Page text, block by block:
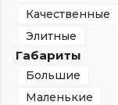
Качественные
Элитные
Габариты
Большие
Маленькие